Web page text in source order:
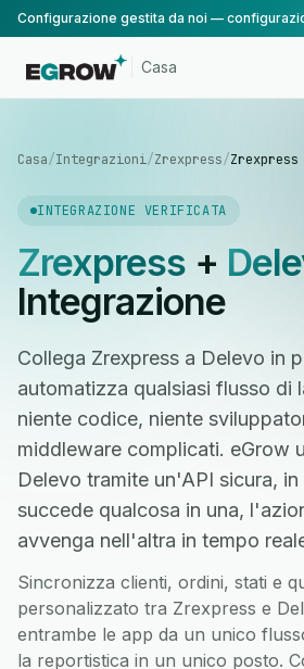
Casa
Casa/Integrazioni/Zrexpress/
INTEGRAZIONE VERIFICATA
Zrexpress+
Integrazione
Collega Zrexpress a Delevo in
automatizza qualsiasi flusso di
niente codice, niente
middleware complicati. eGrow
Delevo tramite un'API sicura,
succede qualcosa in una,
avvenga nell'altra in tempo
Sincronizza clienti, ordini, stati e
personalizzato tra Zrexpress e
entrambe le app da un unico
la reportistica in un unico posto.